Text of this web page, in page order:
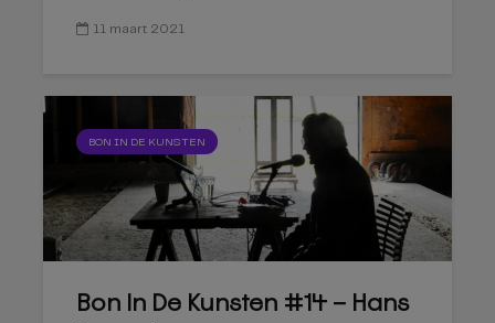
11 maart 2021
BON IN DE KUNSTEN
Bon In De Kunsten #14 – Hans